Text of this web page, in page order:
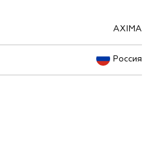
AXIMA
Россия